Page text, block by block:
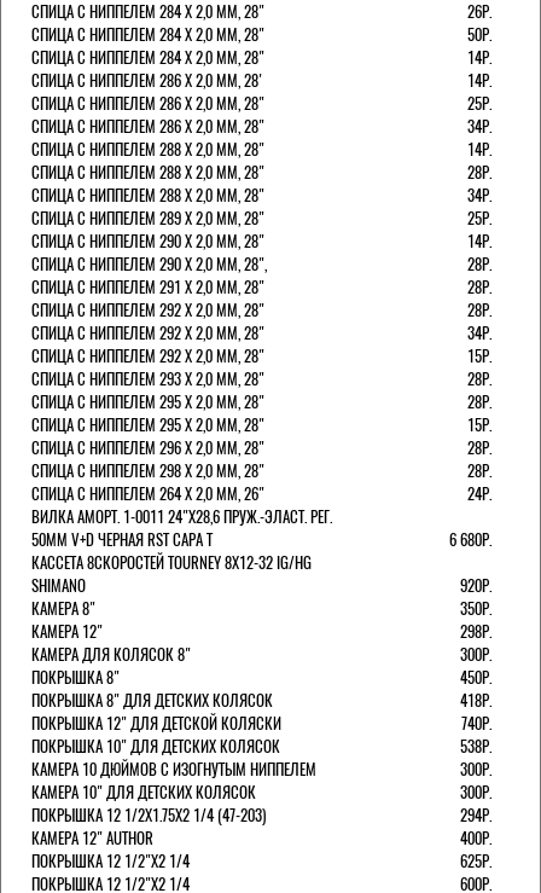
СПИЦА С НИППЕЛЕМ 284 Х 2,0 ММ, 28"
26Р.
СПИЦА С НИППЕЛЕМ 284 Х 2,0 ММ, 28"
50Р.
СПИЦА С НИППЕЛЕМ 284 Х 2,0 ММ, 28"
14Р.
СПИЦА С НИППЕЛЕМ 286 Х 2,0 ММ, 28'
14Р.
СПИЦА С НИППЕЛЕМ 286 Х 2,0 ММ, 28"
25Р.
СПИЦА С НИППЕЛЕМ 286 Х 2,0 ММ, 28"
34Р.
СПИЦА С НИППЕЛЕМ 288 Х 2,0 ММ, 28"
14Р.
СПИЦА С НИППЕЛЕМ 288 Х 2,0 ММ, 28"
28Р.
СПИЦА С НИППЕЛЕМ 288 Х 2,0 ММ, 28"
34Р.
СПИЦА С НИППЕЛЕМ 289 Х 2,0 ММ, 28"
25Р.
СПИЦА С НИППЕЛЕМ 290 Х 2,0 ММ, 28"
14Р.
СПИЦА С НИППЕЛЕМ 290 Х 2,0 ММ, 28",
28Р.
СПИЦА С НИППЕЛЕМ 291 Х 2,0 ММ, 28"
28Р.
СПИЦА С НИППЕЛЕМ 292 Х 2,0 ММ, 28"
28Р.
СПИЦА С НИППЕЛЕМ 292 Х 2,0 ММ, 28"
34Р.
СПИЦА С НИППЕЛЕМ 292 Х 2,0 ММ, 28"
15Р.
СПИЦА С НИППЕЛЕМ 293 Х 2,0 ММ, 28"
28Р.
СПИЦА С НИППЕЛЕМ 295 Х 2,0 ММ, 28"
28Р.
СПИЦА С НИППЕЛЕМ 295 Х 2,0 ММ, 28"
15Р.
СПИЦА С НИППЕЛЕМ 296 Х 2,0 ММ, 28"
28Р.
СПИЦА С НИППЕЛЕМ 298 Х 2,0 ММ, 28"
28Р.
СПИЦА С НИППЕЛЕМ 264 Х 2,0 ММ, 26"
24Р.
ВИЛКА АМОРТ. 1-0011 24"Х28,6 ПРУЖ.-ЭЛАСТ. РЕГ.
50ММ V+D ЧЕРНАЯ RST CAPA Т
6 680Р.
КАССЕТА 8СКОРОСТЕЙ TOURNEY 8Х12-32 IG/HG
SHIMANO
920Р.
КАМЕРА 8"
350Р.
КАМЕРА 12"
298Р.
КАМЕРА ДЛЯ КОЛЯСОК 8"
300Р.
ПОКРЫШКА 8"
450Р.
ПОКРЫШКА 8" ДЛЯ ДЕТСКИХ КОЛЯСОК
418Р.
ПОКРЫШКА 12" ДЛЯ ДЕТСКОЙ КОЛЯСКИ
740Р.
ПОКРЫШКА 10" ДЛЯ ДЕТСКИХ КОЛЯСОК
538Р.
КАМЕРА 10 ДЮЙМОВ С ИЗОГНУТЫМ НИППЕЛЕМ
300Р.
КАМЕРА 10" ДЛЯ ДЕТСКИХ КОЛЯСОК
300Р.
ПОКРЫШКА 12 1/2X1.75X2 1/4 (47-203)
294Р.
КАМЕРА 12" AUTHOR
400Р.
ПОКРЫШКА 12 1/2"Х2 1/4
625Р.
ПОКРЫШКА 12 1/2"Х2 1/4
600Р.